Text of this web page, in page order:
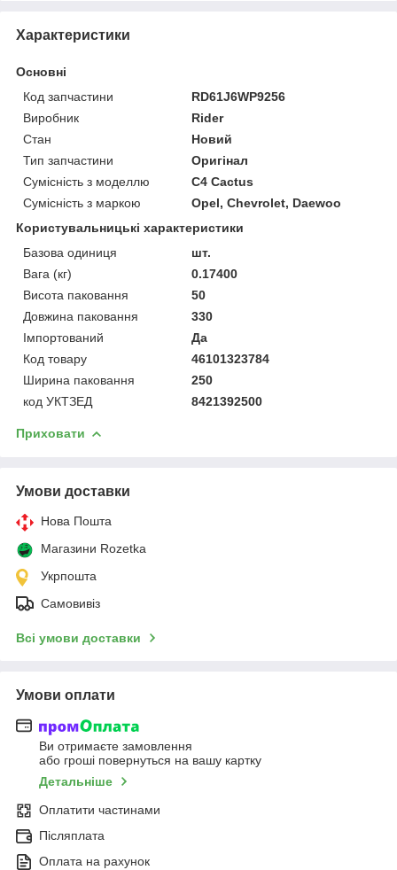
Характеристики
Основні
Код запчастини
RD61J6WP9256
Виробник
Rider
Стан
Новий
Тип запчастини
Оригінал
Сумісність з моделлю
C4 Cactus
Сумісність з маркою
Opel, Chevrolet, Daewoo
Користувальницькі характеристики
Базова одиниця
шт.
Вага (кг)
0.17400
Висота паковання
50
Довжина паковання
330
Імпортований
Да
Код товару
46101323784
Ширина паковання
250
код УКТЗЕД
8421392500
Приховати
Умови доставки
Нова Пошта
Магазини Rozetka
Укрпошта
Самовивіз
Всі умови доставки
Умови оплати
Ви отримаєте замовлення
або гроші повернуться на вашу картку
Детальніше
Оплатити частинами
Післяплата
Оплата на рахунок